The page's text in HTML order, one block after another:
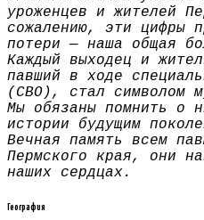
уроженцев и жителей
сожалению, эти цифры
потери — наша общая
Каждый выходец и
павший в ходе
(СВО), стал символом
Мы обязаны помнить о
истории будущим
Вечная память всем
Пермского края, они
наших сердцах.
География